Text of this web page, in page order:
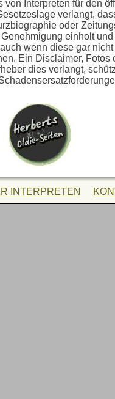
von Interpreten für den
verlangt,
oder
einholt
wenn diese gar nicht
Ein Disclaimer, Fotos
dies verlangt,
INTERPRETEN